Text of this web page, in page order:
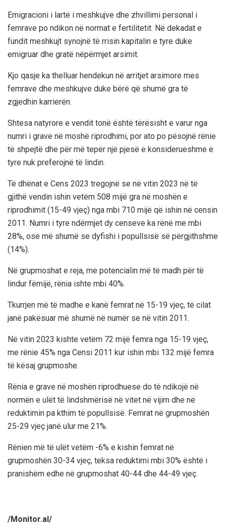
Emigracioni i lartë i meshkujve dhe zhvillimi personal i
femrave po ndikon në normat e fertilitetit. Në dekadat e
fundit meshkujt synojnë të rrisin kapitalin e tyre duke
emigruar dhe gratë nëpërmjet arsimit.
Kjo qasje ka thelluar hendekun në arritjet arsimore mes
femrave dhe meshkujve duke bërë që shumë gra të
zgjedhin karrierën.
Shtesa natyrore e vendit tonë është tërësisht e varur nga
numri i grave në moshë riprodhimi, por ato po pësojnë rënie
të shpejtë dhe për më tepër një pjesë e konsiderueshme e
tyre nuk preferojnë të lindin.
Të dhënat e Cens 2023 tregojnë se në vitin 2023 në të
gjithë vendin ishin vetëm 508 mijë gra në moshën e
riprodhimit (15-49 vjeç) nga mbi 710 mijë që ishin në censin
2011. Numri i tyre ndërmjet dy censeve ka rënë me mbi
28%, ose më shumë se dyfishi i popullsisë së përgjithshme
(14%).
Në grupmoshat e reja, me potencialin më të madh për të
lindur fëmijë, rënia ishte mbi 40%.
Tkurrjen më të madhe e kanë femrat në 15-19 vjeç, të cilat
janë pakësuar më shumë në numër se në vitin 2011.
Në vitin 2023 kishte vetëm 72 mijë femra nga 15-19 vjeç,
me rënie 45% nga Censi 2011 kur ishin mbi 132 mijë femra
të kësaj grupmoshe.
Rënia e grave në moshën riprodhuese do të ndikojë në
normën e ulët të lindshmërisë në vitet në vijim dhe në
reduktimin pa kthim të popullsisë. Femrat në grupmoshën
25-29 vjeç janë ulur me 21%.
Rënien më të ulët vetëm -6% e kishin femrat në
grupmoshën 30-34 vjeç, teksa reduktimi mbi 30% është i
pranishëm edhe në grupmoshat 40-44 dhe 44-49 vjeç.
/Monitor.al/